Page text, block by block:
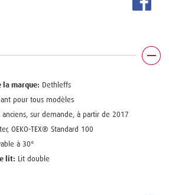
la marque: Dethleffs
pour tous modèles
anciens, sur demande, à partir de 2017
OEKO-TEX® Standard 100
à 30°
lit: Lit double